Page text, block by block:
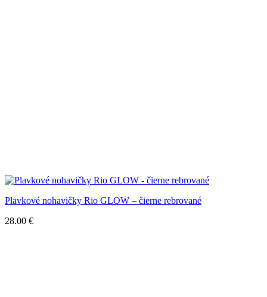
Plavkové nohavičky Rio GLOW – čierne rebrované
28.00 €